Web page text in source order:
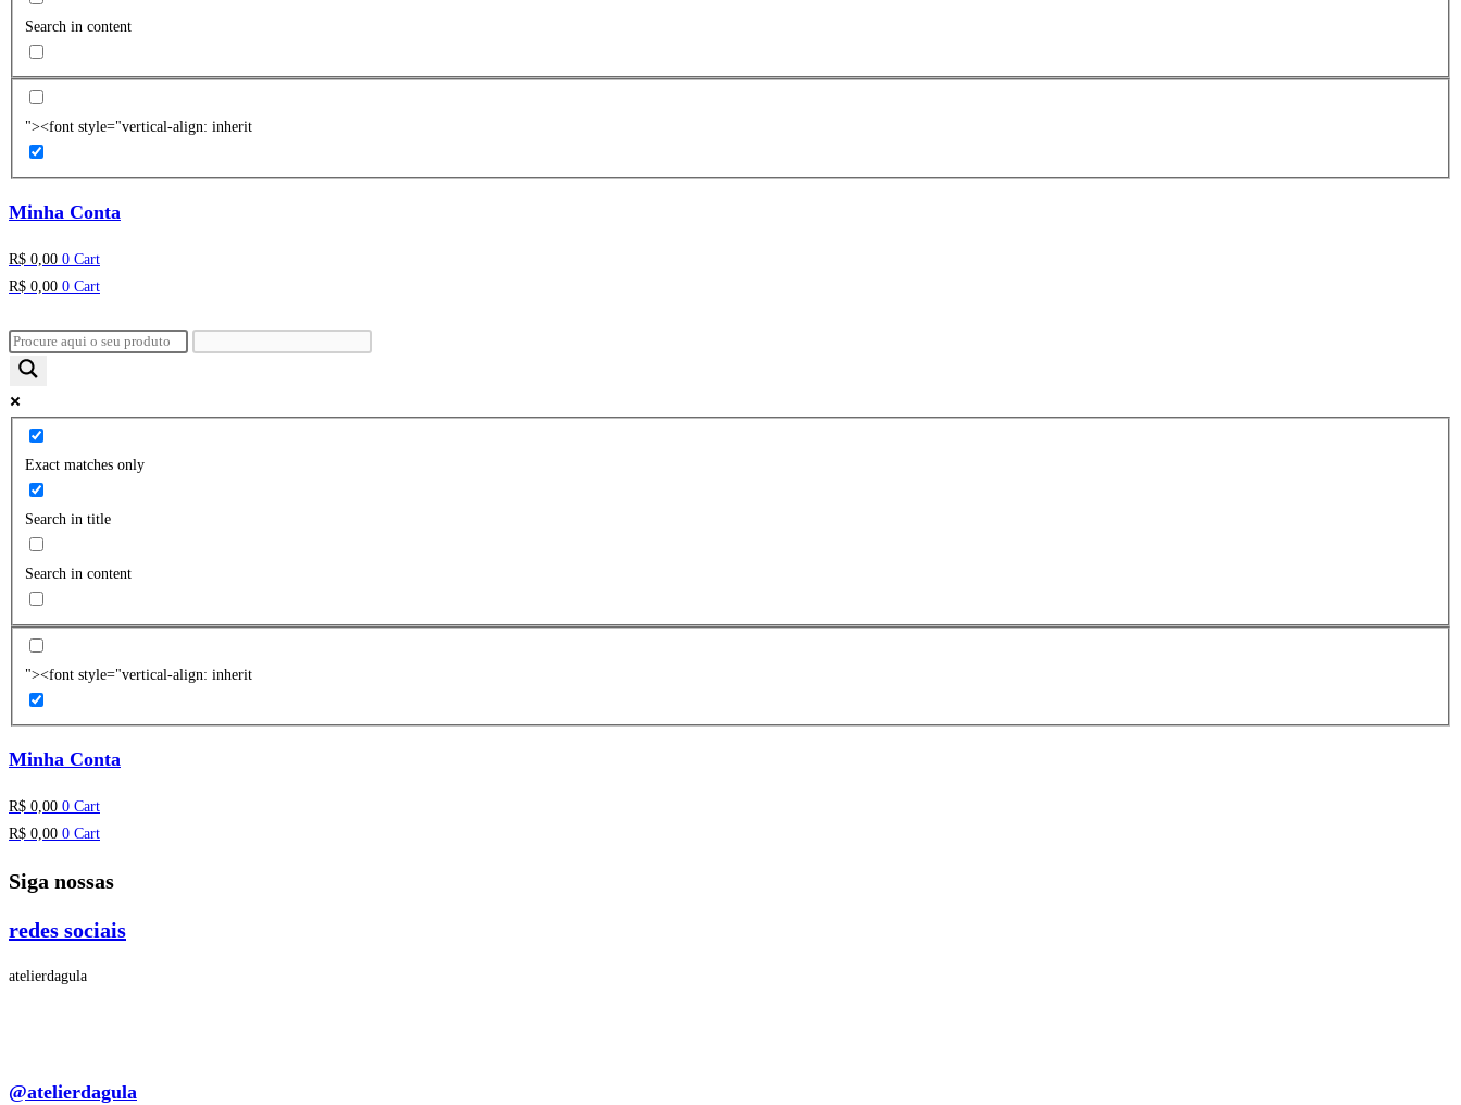
Search in content
"><font style="vertical-align: inherit
Minha Conta
R$ 0,00 0 Cart
R$ 0,00 0 Cart
Exact matches only
Search in title
Search in content
"><font style="vertical-align: inherit
Minha Conta
R$ 0,00 0 Cart
R$ 0,00 0 Cart
Siga nossas
redes sociais
atelierdagula
@atelierdagula